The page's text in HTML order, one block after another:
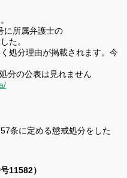
に所属弁護士の
た。
処分理由が掲載されます。今
分の公表は見れません
条に定める懲戒処分をした
）